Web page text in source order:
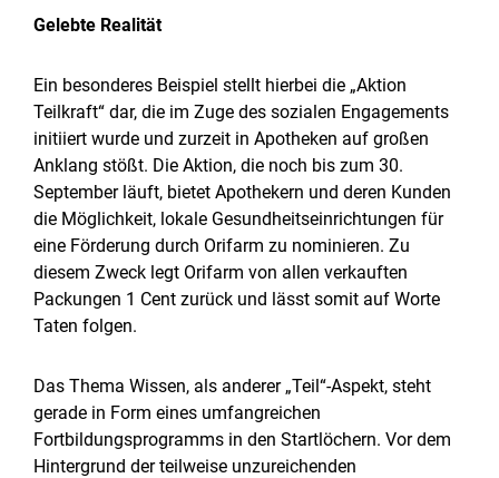
Gelebte Realität
Ein besonderes Beispiel stellt hierbei die „Aktion
Teilkraft“ dar, die im Zuge des sozialen Engagements
initiiert wurde und zurzeit in Apotheken auf großen
Anklang stößt. Die Aktion, die noch bis zum 30.
September läuft, bietet Apothekern und deren Kunden
die Möglichkeit, lokale Gesundheitseinrichtungen für
eine Förderung durch Orifarm zu nominieren. Zu
diesem Zweck legt Orifarm von allen verkauften
Packungen 1 Cent zurück und lässt somit auf Worte
Taten folgen.
Das Thema Wissen, als anderer „Teil“-Aspekt, steht
gerade in Form eines umfangreichen
Fortbildungsprogramms in den Startlöchern. Vor dem
Hintergrund der teilweise unzureichenden